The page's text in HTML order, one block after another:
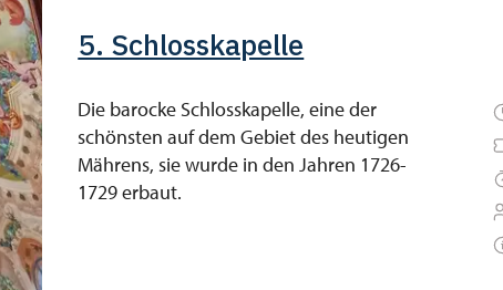
5. Schlosskapelle
Die barocke Schlosskapelle, eine der
schönsten auf dem Gebiet des heutigen
Mährens, sie wurde in den Jahren 1726-
1729 erbaut.